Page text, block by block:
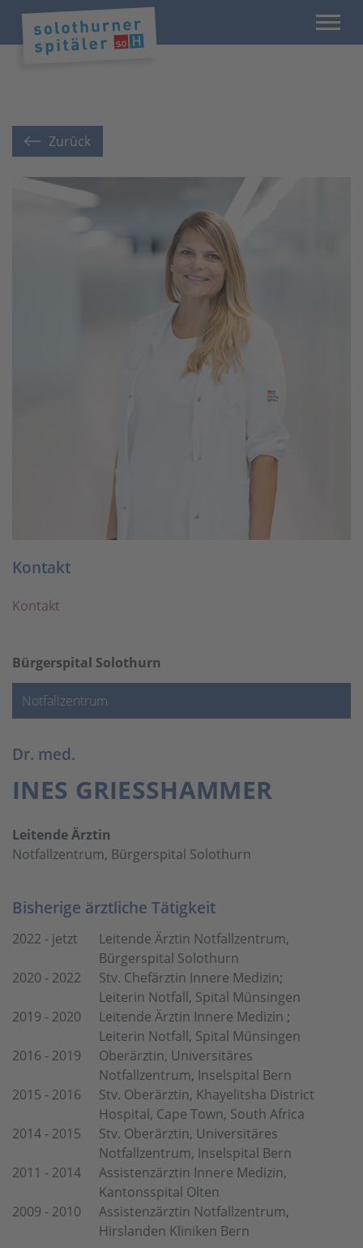
Zurück
Kontakt
Kontakt
Bürgerspital Solothurn
Notfallzentrum
Dr. med.
INES GRIESSHAMMER
Leitende Ärztin
Notfallzentrum, Bürgerspital Solothurn
Bisherige ärztliche Tätigkeit
2022 - jetzt
Leitende Ärztin Notfallzentrum,
Bürgerspital Solothurn
2020 - 2022
Stv. Chefärztin Innere Medizin;
Leiterin Notfall, Spital Münsingen
2019 - 2020
Leitende Ärztin Innere Medizin ;
Leiterin Notfall, Spital Münsingen
2016 - 2019
Oberärztin, Universitäres
Notfallzentrum, Inselspital Bern
2015 - 2016
Stv. Oberärztin, Khayelitsha District
Hospital, Cape Town, South Africa
2014 - 2015
Stv. Oberärztin, Universitäres
Notfallzentrum, Inselspital Bern
2011 - 2014
Assistenzärztin Innere Medizin,
Kantonsspital Olten
2009 - 2010
Assistenzärztin Notfallzentrum,
Hirslanden Kliniken Bern